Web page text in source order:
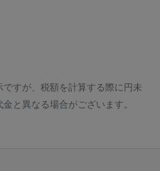
すが、税額を計算する際に円未
と異なる場合がございます。